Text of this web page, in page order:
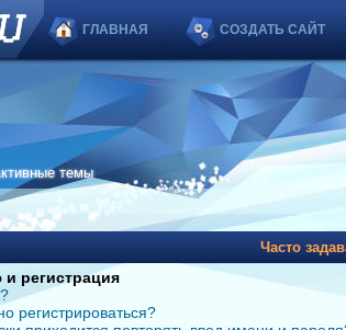
ГЛАВНАЯ СОЗДАТЬ САЙТ
темы
Часто
регистрация
регистрироваться?